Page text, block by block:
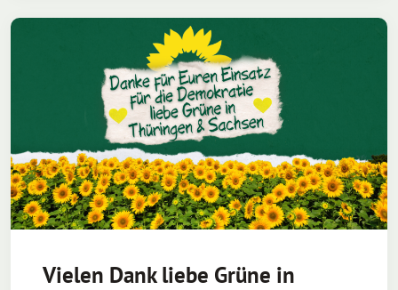
Vielen Dank liebe Grüne in